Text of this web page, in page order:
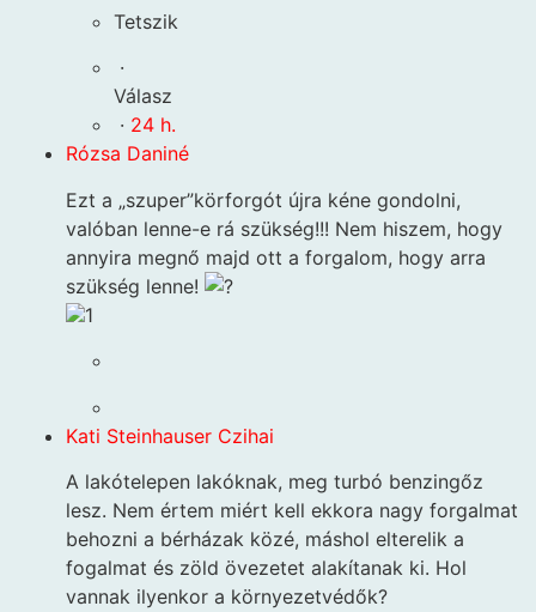
Tetszik
·
Válasz
· 24 h.
Rózsa Daniné
Ezt a „szuper”körforgót újra kéne gondolni,
valóban lenne-e rá szükség!!! Nem hiszem, hogy
annyira megnő majd ott a forgalom, hogy arra
szükség lenne!
1
Kati Steinhauser Czihai
A lakótelepen lakóknak, meg turbó benzingőz
lesz. Nem értem miért kell ekkora nagy forgalmat
behozni a bérházak közé, máshol elterelik a
fogalmat és zöld övezetet alakítanak ki. Hol
vannak ilyenkor a környezetvédők?